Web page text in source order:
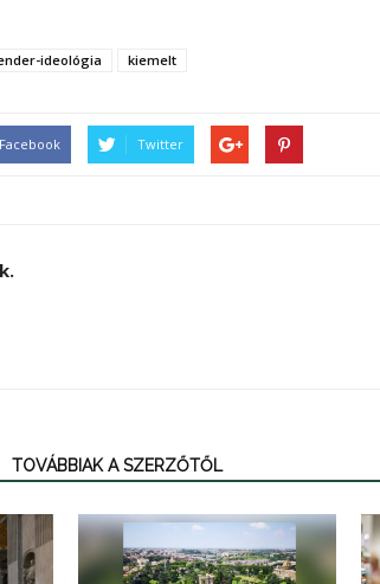
ideológia kiemelt
Facebook Twitter
TOVÁBBIAK A SZERZŐTŐL